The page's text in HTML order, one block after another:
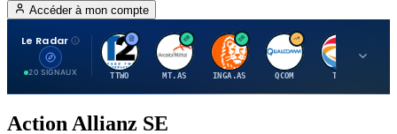
Accéder à mon compte
Le Radar
20 SIGNAUX
T
TTWO
A
MT.AS
I
INGA.AS
Q
QCOM
T
TTE
Action Allianz SE